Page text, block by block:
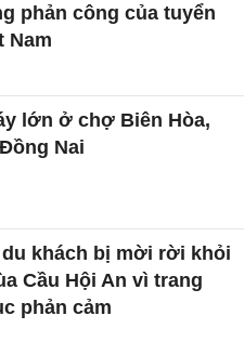
phản công của tuyển
Nam
lớn ở chợ Biên Hòa,
Nai
khách bị mời rời khỏi
Cầu Hội An vì trang
phản cảm